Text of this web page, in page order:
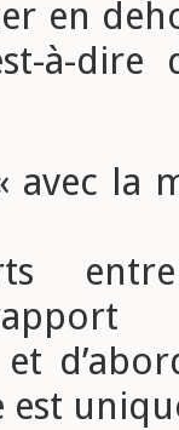
en
à-
avec la
est